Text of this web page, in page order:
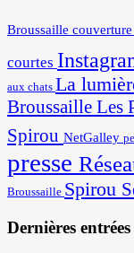
Broussaille couverture
courtes
aux chats La
Broussaille Les
Spirou NetGalley
presse
Broussaille Spirou
Dernières